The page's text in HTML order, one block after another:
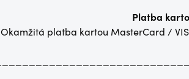
Platba
Okamžitá platba kartou MasterCard /